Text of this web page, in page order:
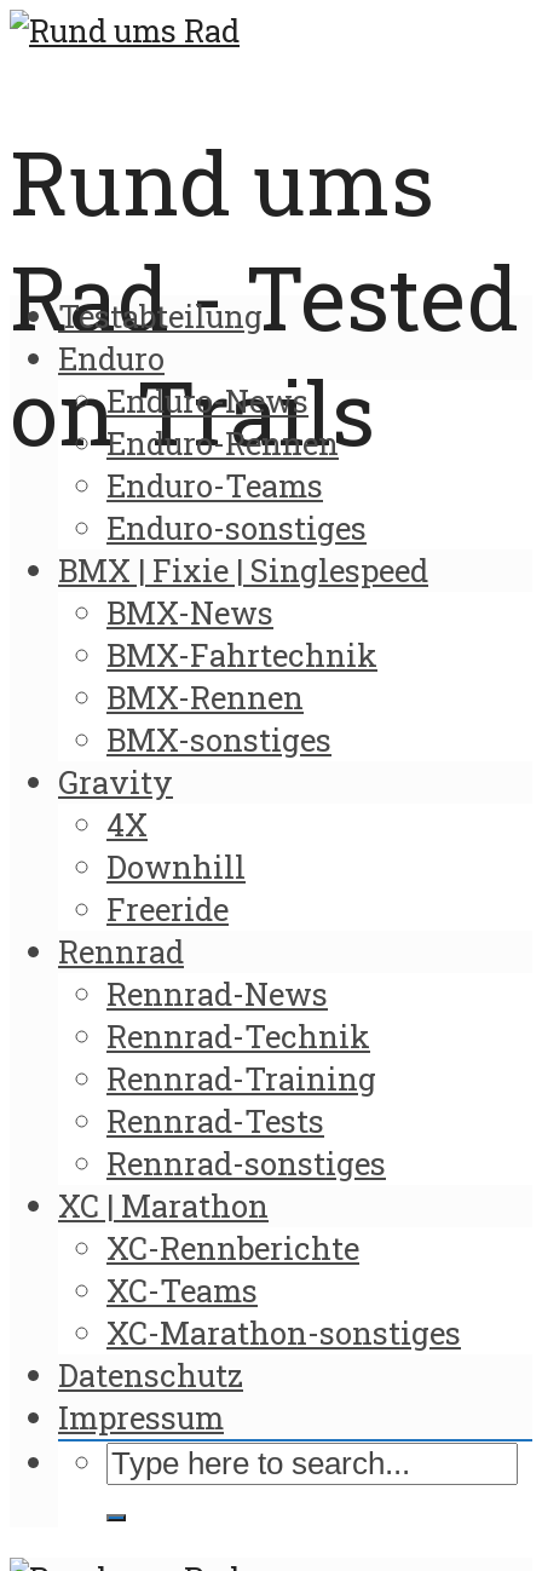
Rund ums
Rad - Tested
on Trails
Testabteilung
Enduro
Enduro-News
Enduro-Rennen
Enduro-Teams
Enduro-sonstiges
BMX | Fixie | Singlespeed
BMX-News
BMX-Fahrtechnik
BMX-Rennen
BMX-sonstiges
Gravity
4X
Downhill
Freeride
Rennrad
Rennrad-News
Rennrad-Technik
Rennrad-Training
Rennrad-Tests
Rennrad-sonstiges
XC | Marathon
XC-Rennberichte
XC-Teams
XC-Marathon-sonstiges
Datenschutz
Impressum